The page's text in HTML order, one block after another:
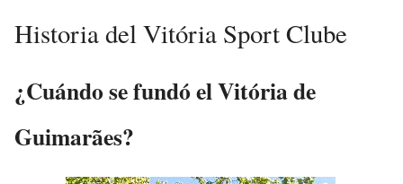
Historia del Vitória Sport Clube
¿Cuándo se fundó el Vitória de
Guimarães?